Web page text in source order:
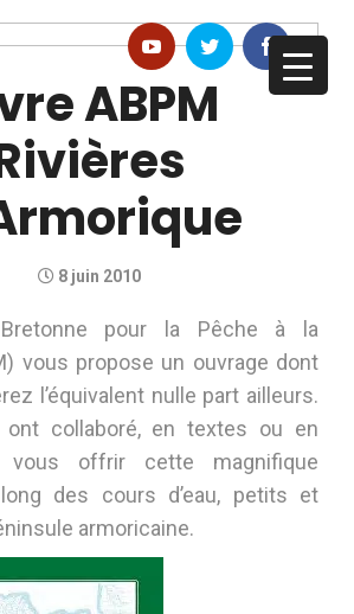
ABPM
8 juin 2010
Bretonne pour la Pêche à la
vous propose un ouvrage dont
l’équivalent nulle part ailleurs.
ont collaboré, en textes ou en
vous offrir cette magnifique
des cours d’eau, petits et
armoricaine.